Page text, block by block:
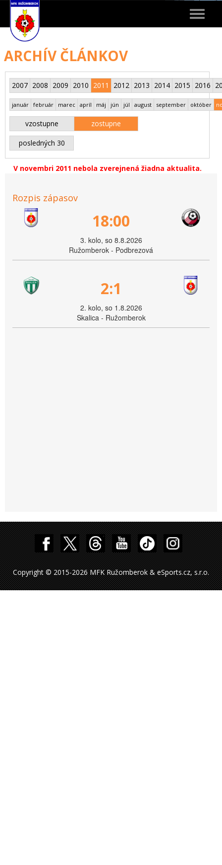
Toggle
ARCHÍV ČLÁNKOV
2007 2008 2009 2010 2011 2012 2013 2014 2015 2016
január február marec apríl máj jún júl august september október
vzostupne zostupne
posledných 30
V novembri 2011 nebola zverejnená žiadna aktualita.
Rozpis zápasov
18:00
3. kolo, so 8.8.2026
Ružomberok - Podbrezová
2:1
2. kolo, so 1.8.2026
Skalica - Ružomberok
Copyright © 2015-2026 MFK Ružomberok & eSports.cz, s.r.o.